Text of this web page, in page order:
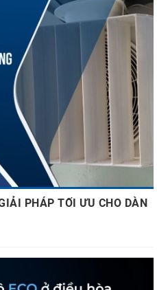
PHÁP TỐI ƯU CHO DÀN